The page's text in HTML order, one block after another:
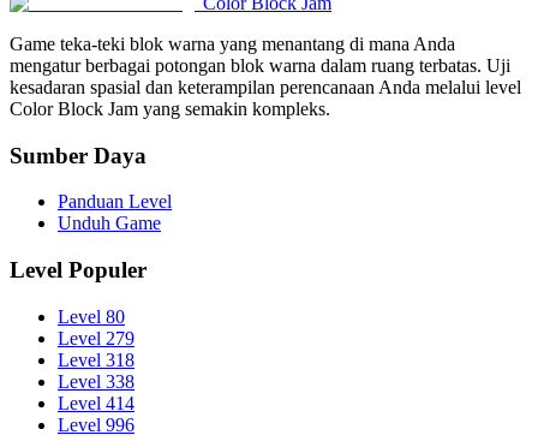
Game teka-teki blok warna yang menantang di mana Anda
mengatur berbagai potongan blok warna dalam ruang terbatas. Uji
kesadaran spasial dan keterampilan perencanaan Anda melalui level
Color Block Jam yang semakin kompleks.
Sumber Daya
Panduan Level
Unduh Game
Level Populer
Level 80
Level 279
Level 318
Level 338
Level 414
Level 996